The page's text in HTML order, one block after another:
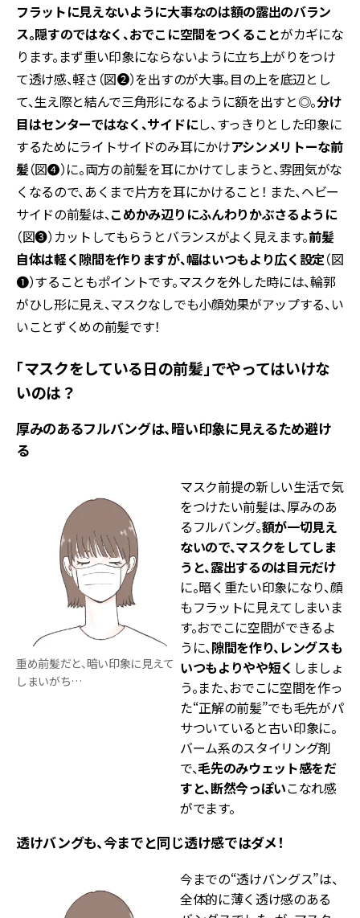
フラットに見えないように大事なのは額の露出のバラン
ス。隠すのではなく、おでこに空間をつくることがカギにな
ります。まず重い印象にならないように立ち上がりをつけ
て透け感、軽さ（図❷）を出すのが大事。目の上を底辺とし
て、生え際と結んで三角形になるように額を出すと◎。分け
目はセンターではなく、サイドにし、すっきりとした印象に
するためにライトサイドのみ耳にかけアシンメリトーな前
髪（図❹）に。両方の前髪を耳にかけてしまうと、雰囲気がな
くなるので、あくまで片方を耳にかけること！ また、ヘビー
サイドの前髪は、こめかみ辺りにふんわりかぶさるように
（図❸）カットしてもらうとバランスがよく見えます。前髪
自体は軽く隙間を作りますが、幅はいつもより広く設定（図
❶）することもポイントです。マスクを外した時には、輪郭
がひし形に見え、マスクなしでも小顔効果がアップする、い
いことずくめの前髪です！
「マスクをしている日の前髪」でやってはいけな
いのは？
厚みのあるフルバングは、暗い印象に見えるため避け
る
重め前髪だと、暗い印象に見えて
しまいがち…
マスク前提の新しい生活で気
をつけたい前髪は、厚みのあ
るフルバング。額が一切見え
ないので、マスクをしてしま
うと、露出するのは目元だけ
に。暗く重たい印象になり、顔
もフラットに見えてしまいま
す。おでこに空間ができるよ
うに、隙間を作り、レングスも
いつもよりやや短く しましょ
う。また、おでこに空間を作っ
た“正解の前髪”でも毛先がパ
サついていると古い印象に。
バーム系のスタイリング剤
で、毛先のみウェット感をだ
すと、断然今っぽいこなれ感
がでます。
透けバングも、今までと同じ透け感ではダメ！
今までの“透けバングス”は、
全体的に薄く透け感のある